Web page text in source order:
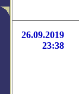
26.09.2019
23:38